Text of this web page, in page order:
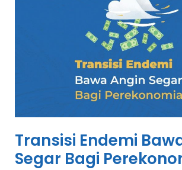
Transisi Endemi
Segar Bagi
Perekonomian